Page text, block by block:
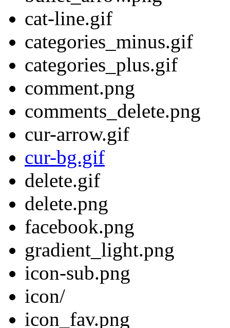
cat-line.gif
categories_minus.gif
categories_plus.gif
comment.png
comments_delete.png
cur-arrow.gif
cur-bg.gif
delete.gif
delete.png
facebook.png
gradient_light.png
icon-sub.png
icon/
icon_fav.png